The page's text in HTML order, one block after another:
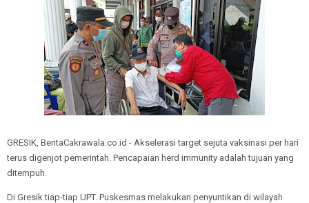
GRESIK, BeritaCakrawala.co.id - Akselerasi target sejuta vaksinasi per hari
terus digenjot pemerintah. Pencapaian herd immunity adalah tujuan yang
ditempuh.
Di Gresik tiap-tiap UPT. Puskesmas melakukan penyuntikan di wilayah